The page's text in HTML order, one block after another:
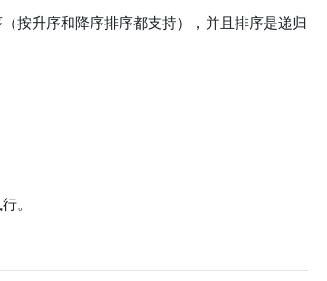
按升序和降序排序都支持），并且排序是递归
。